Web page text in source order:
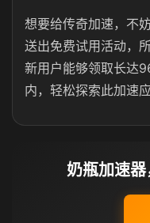
想要给传奇加速，不
送出免费试用活动，
新用户能够领取长达
内，轻松探索此加速
奶瓶加速